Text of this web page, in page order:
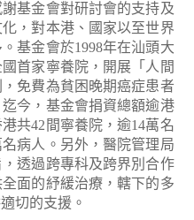
基金會對研討會的支持及
，對本港、國家以至世界
基金會於1998年在汕頭大
首家寧養院，開展「人間
免費為貧困晚期癌症患者
今，基金會捐資總額逾港
共42間寧養院，逾14萬名
病人。另外，醫院管理局
透過跨專科及跨界別合作
面的紓緩治療，轄下的多
切的支援。